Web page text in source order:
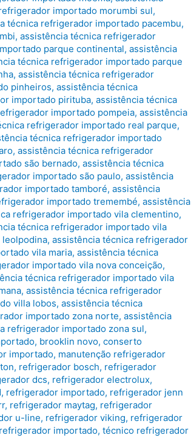
importado morumbi sul,
técnica refrigerador importado pacembu,
, assistência técnica refrigerador
parque continental, assistência
técnica refrigerador importado parque
, assistência técnica refrigerador
pinheiros, assistência técnica
importado pirituba, assistência técnica
importado pompeia, assistência
refrigerador importado real parque,
técnica refrigerador importado
, assistência técnica refrigerador
são bernado, assistência técnica
importado são paulo, assistência
importado tamboré, assistência
importado tremembé, assistência
refrigerador importado vila clementino,
técnica refrigerador importado vila
, assistência técnica refrigerador
vila maria, assistência técnica
importado vila nova conceição,
técnica refrigerador importado vila
, assistência técnica refrigerador
villa lobos, assistência técnica
importado zona norte, assistência
refrigerador importado zona sul,
, brooklin novo, conserto
importado, manutenção refrigerador
, refrigerador bosch, refrigerador
dcs, refrigerador electrolux,
, refrigerador importado, refrigerador jenn
, refrigerador maytag, refrigerador
u-line, refrigerador viking, refrigerador
importado, técnico refrigerador